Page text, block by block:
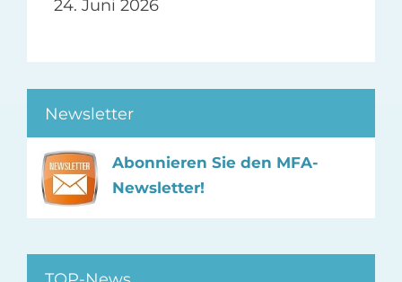
24. Juni 2026
Newsletter
Abonnieren Sie den MFA-
Newsletter!